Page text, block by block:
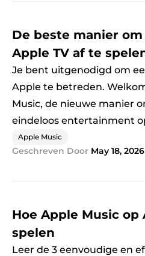
De beste manier
Apple TV af te
Je bent uitgenodigd om
Apple te betreden.
Music, de nieuwe manier
eindeloos entertainment
Apple Music
Geschreven Door May 18, 2026
Hoe Apple Music op
spelen
Leer de 3 eenvoudige en